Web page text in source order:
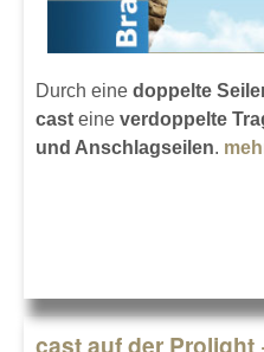
Durch eine doppelte
cast eine verdoppelte
und Anschlagseilen.
cast auf der Prolight